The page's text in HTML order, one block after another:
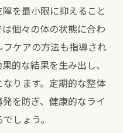
を最小限に抑えること
個々の体の状態に合わ
ケアの方法も指導され
的な結果を生み出し、
ります。定期的な整体
を防ぎ、健康的なライ
しょう。